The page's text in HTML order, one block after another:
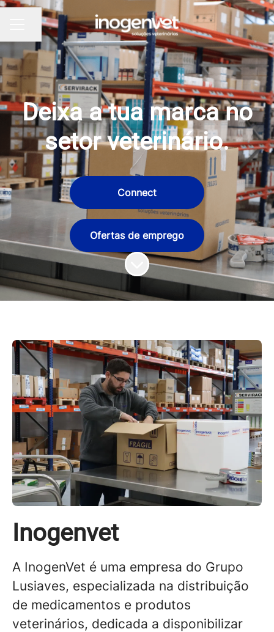
MENU DE CARREIRAS
Partilhar página
Deixa a tua marca no
setor veterinário.
Connect
Ofertas de emprego
Percorrer para o conteúdo
Inogenvet
A InogenVet é uma empresa do Grupo
Lusiaves, especializada na distribuição
de medicamentos e produtos
veterinários, dedicada a disponibilizar